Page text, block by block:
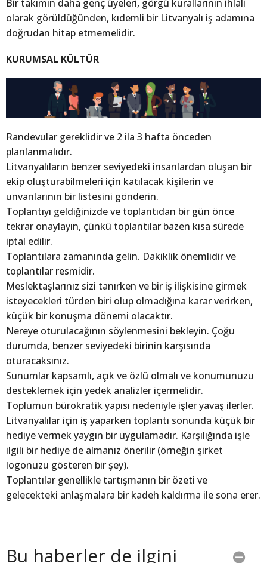
Bir takımın daha genç üyeleri, görgü kurallarının ihlali
olarak görüldüğünden, kıdemli bir Litvanyalı iş adamına
doğrudan hitap etmemelidir.
KURUMSAL KÜLTÜR
Randevular gereklidir ve 2 ila 3 hafta önceden
planlanmalıdır.
Litvanyalıların benzer seviyedeki insanlardan oluşan bir
ekip oluşturabilmeleri için katılacak kişilerin ve
unvanlarının bir listesini gönderin.
Toplantıyı geldiğinizde ve toplantıdan bir gün önce
tekrar onaylayın, çünkü toplantılar bazen kısa sürede
iptal edilir.
Toplantılara zamanında gelin. Dakiklik önemlidir ve
toplantılar resmidir.
Meslektaşlarınız sizi tanırken ve bir iş ilişkisine girmek
isteyecekleri türden biri olup olmadığına karar verirken,
küçük bir konuşma dönemi olacaktır.
Nereye oturulacağının söylenmesini bekleyin. Çoğu
durumda, benzer seviyedeki birinin karşısında
oturacaksınız.
Sunumlar kapsamlı, açık ve özlü olmalı ve konumunuzu
desteklemek için yedek analizler içermelidir.
Toplumun bürokratik yapısı nedeniyle işler yavaş ilerler.
Litvanyalılar için iş yaparken toplantı sonunda küçük bir
hediye vermek yaygın bir uygulamadır. Karşılığında işle
ilgili bir hediye de almanız önerilir (örneğin şirket
logonuzu gösteren bir şey).
Toplantılar genellikle tartışmanın bir özeti ve
gelecekteki anlaşmalara bir kadeh kaldırma ile sona erer.
Bu haberler de ilgini